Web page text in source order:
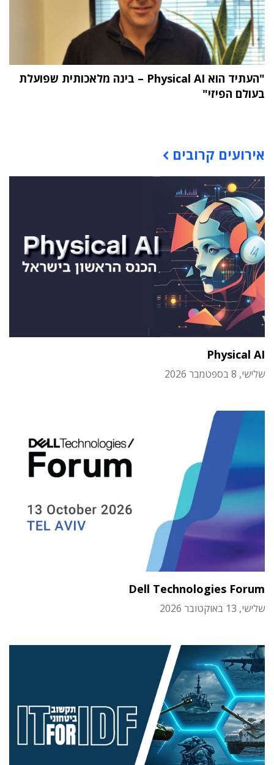
"העתיד הוא Physical AI – בינה מלאכותית שפועלת
בעולם הפיזי"
אירועים קרובים
Physical AI
שלישי, 8 בספטמבר 2026
Dell Technologies Forum
שלישי, 13 באוקטובר 2026